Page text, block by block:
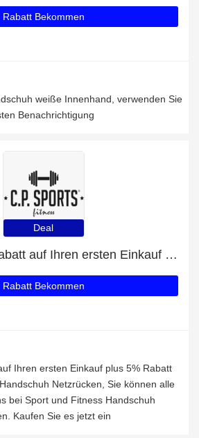
Rabatt Bekommen
weiße Innenhand, verwenden Sie
Benachrichtigung
Deal
Mehr als 13% Rabatt auf Ihren ersten Einkauf plus 5% Rabatt auf Sport und Fitness Handschuh Netzrücken
Rabatt Bekommen
Ihren ersten Einkauf plus 5% Rabatt
Netzrücken, Sie können alle
bei Sport und Fitness Handschuh
Kaufen Sie es jetzt ein